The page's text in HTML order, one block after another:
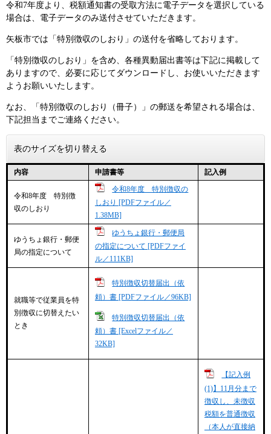
令和7年度より、税額通知書の受取方法に電子データを選択している
場合は、電子データのみ送付させていただきます。
矢板市では「特別徴収のしおり」の送付を省略しております。
「特別徴収のしおり」を含め、各種異動届出書等は下記に掲載して
ありますので、必要に応じてダウンロードし、お使いいただきます
ようお願いいたします。
なお、「特別徴収のしおり（冊子）」の郵送を希望される場合は、
下記担当までご連絡ください。
表のサイズを切り替える
内容 申請書等 記入例
令和8年度 特別徴
収のしおり
令和8年度 特別徴収の
しおり [PDFファイル／
1.38MB]
ゆうちょ銀行・郵便
局の指定について
ゆうちょ銀行・郵便局
の指定について [PDFファイ
ル／111KB]
就職等で従業員を特
別徴収に切替えたい
とき
特別徴収切替届出（依
頼）書 [PDFファイル／96KB]
特別徴収切替届出（依
頼）書 [Excelファイル／
32KB]
【記入例
(1)】11月分まで
徴収し、未徴収
税額を普通徴収
（本人が直接納